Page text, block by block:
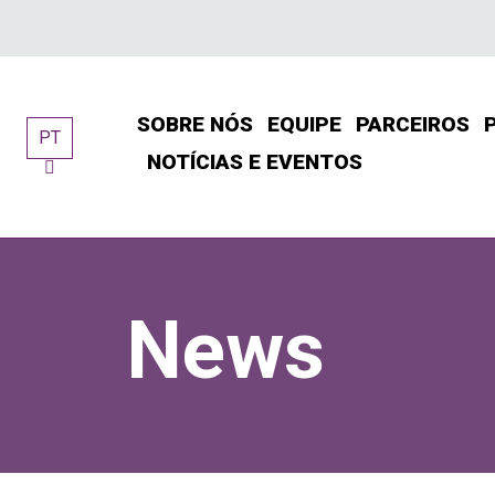
PT
SOBRE NÓS EQUIPE PARCEIROS
NOTÍCIAS E EVENTOS
News